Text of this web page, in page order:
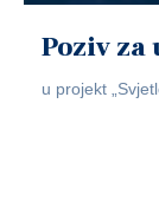
Poziv
u projekt